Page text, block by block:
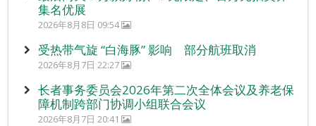
集名优展
2026年8月8日 09:54
受热带气旋 “白海豚” 影响 部分航班取消
2026年8月7日 22:27
长者事务委员会2026年第二次全体会议及养老保
障机制跨部门协调小组联合会议
2026年8月7日 20:41